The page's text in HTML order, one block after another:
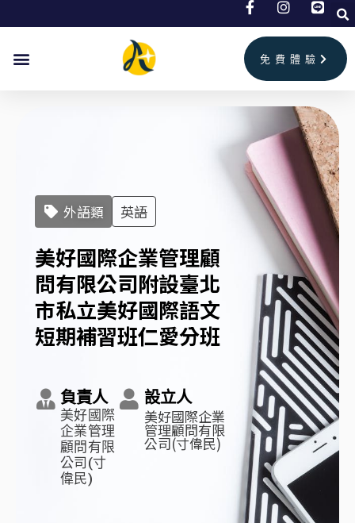
免費體驗
外語類 英語
美好國際企業管理顧
問有限公司附設臺北
市私立美好國際語文
短期補習班仁愛分班
負責人
美好國際
企業管理
顧問有限
公司(寸
偉民)
設立人
美好國際企業
管理顧問有限
公司(寸偉民)